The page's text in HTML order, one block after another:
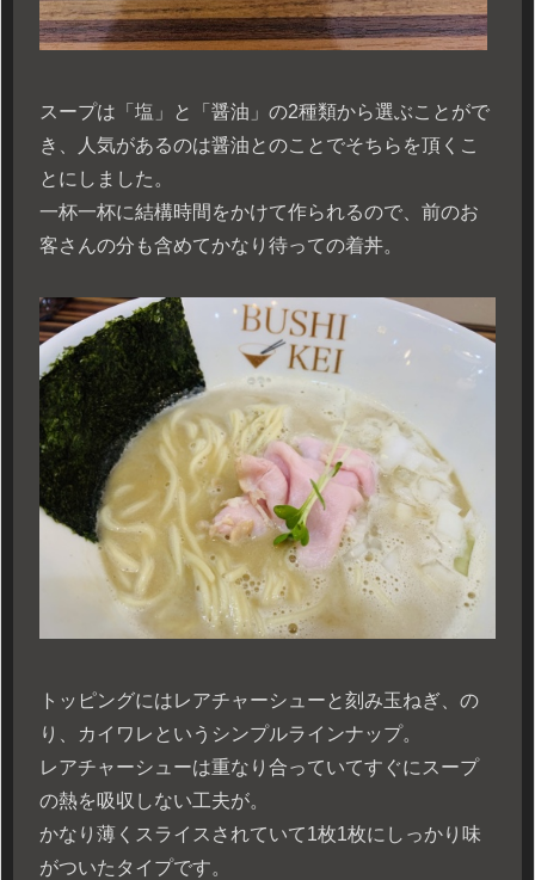
スープは「塩」と「醤油」の2種類から選ぶことがで
き、人気があるのは醤油とのことでそちらを頂くこ
とにしました。
一杯一杯に結構時間をかけて作られるので、前のお
客さんの分も含めてかなり待っての着丼。
トッピングにはレアチャーシューと刻み玉ねぎ、の
り、カイワレというシンプルラインナップ。
レアチャーシューは重なり合っていてすぐにスープ
の熱を吸収しない工夫が。
かなり薄くスライスされていて1枚1枚にしっかり味
がついたタイプです。